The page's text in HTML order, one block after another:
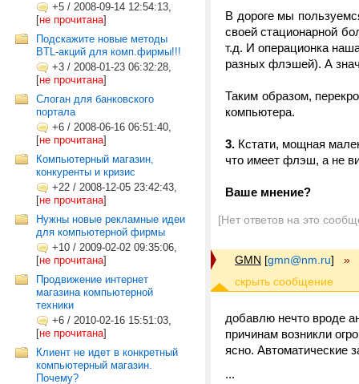
+5 / 2008-09-14 12:54:13,
[не прочитана]
Подскажите новые методы
BTL-акций для комп.фирмы!!!
+3 / 2008-01-23 06:32:28,
[не прочитана]
Слоган для банковского
портала
+6 / 2008-06-16 06:51:40,
[не прочитана]
Компьютерный магазин,
конкуренты и кризис
+22 / 2008-12-05 23:42:43,
[не прочитана]
Нужны новые рекламные идеи
для компьютерной фирмы
+10 / 2009-02-02 09:35:06,
[не прочитана]
Продвижение интернет
магазина компьютерной
техники
+6 / 2010-02-16 15:51:03,
[не прочитана]
Клиент не идет в конкретный
компьютерный магазин.
Почему?
В дороге мы
своей стационарной
т.д. И операционка
разных флэшей). А
Таким образом,
компьютера.
3. Кстати, мощная
что имеет флэш, а не
Ваше мнение?
[Нет ответов на это
GMN [gmn@nm.ru] »
добавлю нечто вроде
причинам возникли
ясно. Автоматические
...